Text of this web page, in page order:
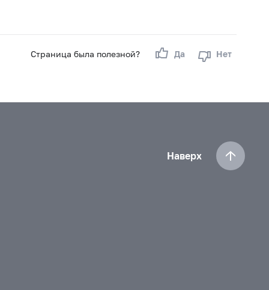
Страница была полезной? Да Нет
Наверх